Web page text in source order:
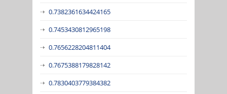
0.7382361634424165
0.7453430812965198
0.7656228204811404
0.7675388179828142
0.7830403779384382